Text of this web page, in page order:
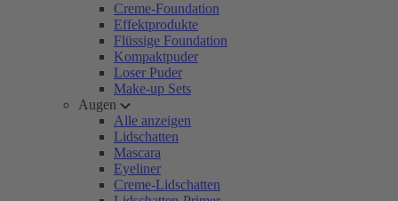
Creme-Foundation
Effektprodukte
Flüssige Foundation
Kompaktpuder
Loser Puder
Make-up Sets
Augen
Alle anzeigen
Lidschatten
Mascara
Eyeliner
Creme-Lidschatten